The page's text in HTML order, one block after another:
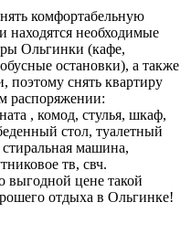
комфортабельную
находятся необходимые
Ольгинки (кафе,
остановки), а также
поэтому снять квартиру
распоряжении:
, комод, стулья, шкаф,
стол, туалетный
машина,
тв, свч.
выгодной цене такой
отдыха в Ольгинке!